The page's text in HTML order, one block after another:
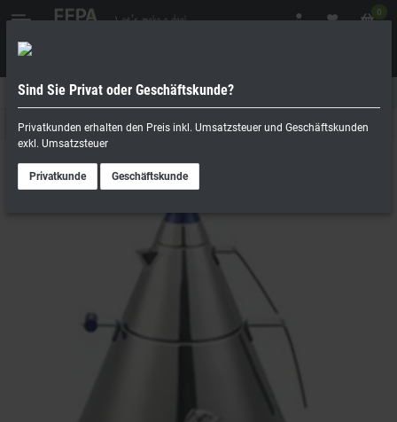
0
Geschäftskunde
Getränke Dispenser
Sind Sie Privat oder Geschäftskunde?
Privatkunden erhalten den Preis inkl. Umsatzsteuer und Geschäftskunden
exkl. Umsatzsteuer
Privatkunde Geschäftskunde